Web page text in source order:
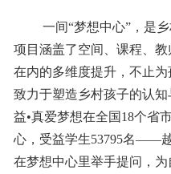
一间“梦想中心”，是
项目涵盖了空间、课程、
在内的多维度提升，不止
致力于塑造乡村孩子的认
益•真爱梦想在全国18个省
心，受益学生53795名——
在梦想中心里举手提问，为